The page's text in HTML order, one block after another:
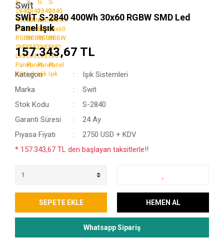
Swit
SWİT S-2840 400Wh 30x60 RGBW SMD Led
Panel Işık
157.343,67 TL
Kategori
Işık Sistemleri
Marka
Swit
Stok Kodu
S-2840
Garanti Süresi
24 Ay
Piyasa Fiyatı
2750 USD + KDV
* 157.343,67 TL den başlayan taksitlerle!!
SEPETE EKLE HEMEN AL
Whatsapp Sipariş